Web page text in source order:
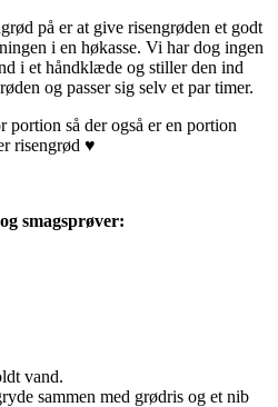
på er at give risengrøden et godt
i en høkasse. Vi har dog ingen
i et håndklæde og stiller den ind
og passer sig selv et par timer.
portion så der også er en portion
risengrød ♥
smagsprøver:
vand.
sammen med grødris og et nib